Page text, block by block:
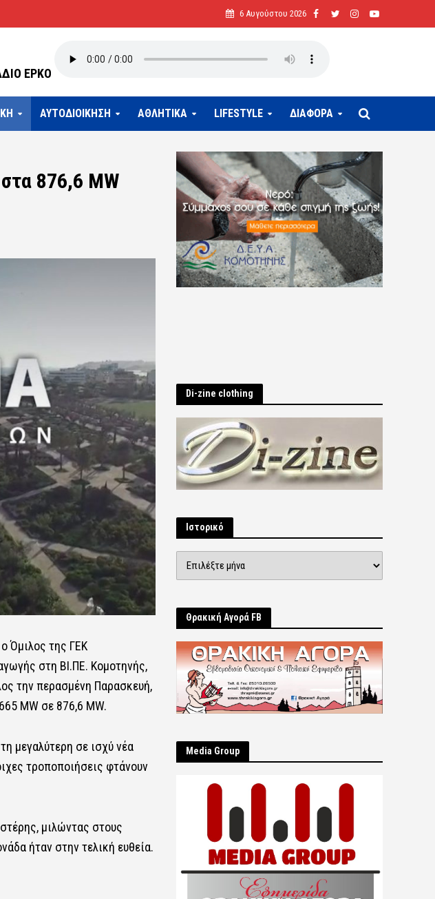
6 Αυγούστου 2026
ΕΡΚΟ
ΑΥΤΟΔΙΟΙΚΗΣΗ ΑΘΛΗΤΙΚΑ LIFESTYLE ΔΙΑΦΟΡΑ
876,6 MW
Όμιλος της ΓΕΚ
στη ΒΙ.ΠΕ. Κομοτηνής,
την περασμένη Παρασκευή,
MW σε 876,6 MW.
μεγαλύτερη σε ισχύ νέα
τροποποιήσεις φτάνουν
μιλώντας στους
ήταν στην τελική ευθεία.
Di-zine clothing
Ιστορικό
Θρακική Αγορά FB
Μedia Group